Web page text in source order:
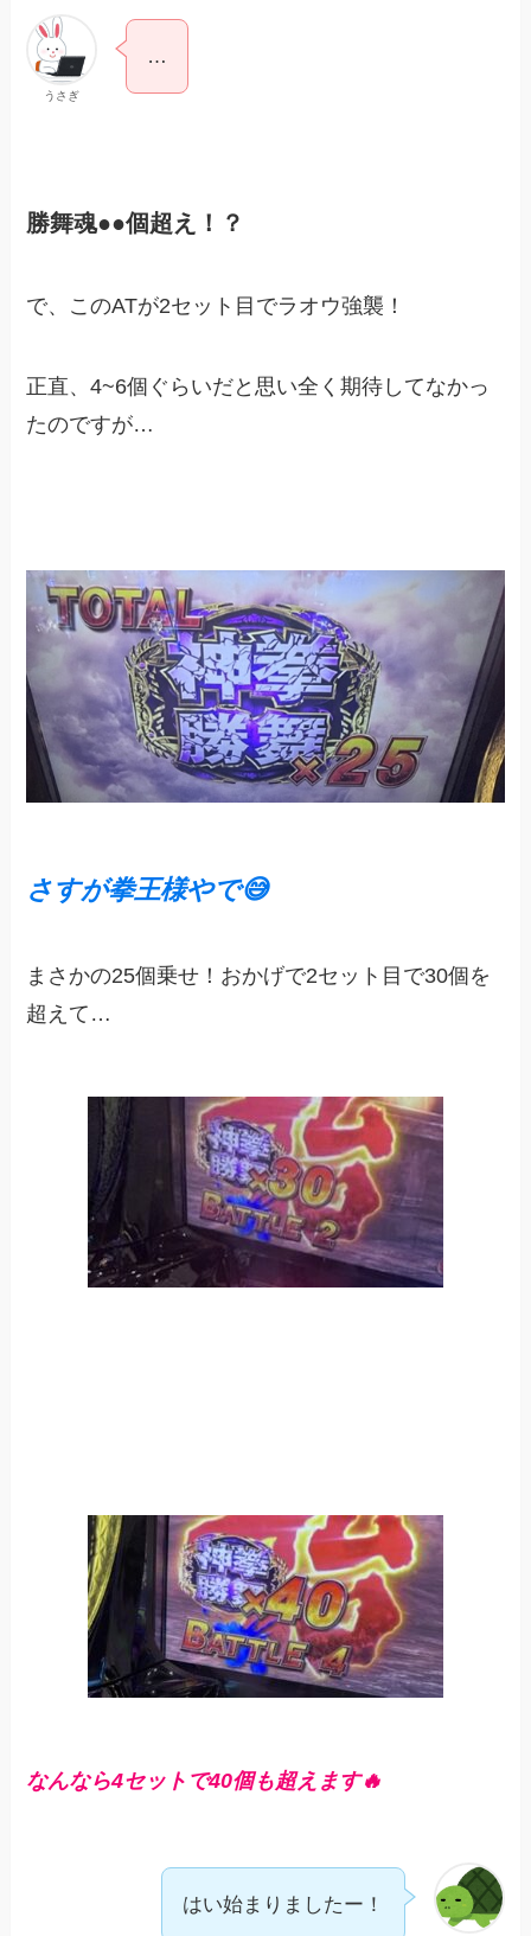
うさぎ
…
勝舞魂●●個超え！？
で、このATが2セット目でラオウ強襲！
正直、4~6個ぐらいだと思い全く期待してなかっ
たのですが…
さすが拳王様やで😅
まさかの25個乗せ！おかげで2セット目で30個を
超えて…
なんなら4セットで40個も超えます🔥
はい始まりましたー！